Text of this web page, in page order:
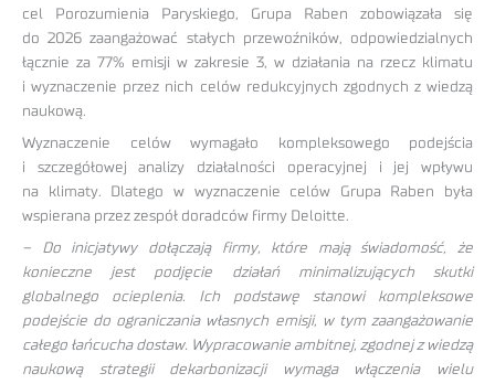
cel Porozumienia Paryskiego, Grupa Raben zobowiązała się
do 2026 zaangażować stałych przewoźników, odpowiedzialnych
łącznie za 77% emisji w zakresie 3, w działania na rzecz klimatu
i wyznaczenie przez nich celów redukcyjnych zgodnych z wiedzą
naukową.
Wyznaczenie celów wymagało kompleksowego podejścia
i szczegółowej analizy działalności operacyjnej i jej wpływu
na klimaty. Dlatego w wyznaczenie celów Grupa Raben była
wspierana przez zespół doradców firmy Deloitte.
– Do inicjatywy dołączają firmy, które mają świadomość, że
konieczne jest podjęcie działań minimalizujących skutki
globalnego ocieplenia. Ich podstawę stanowi kompleksowe
podejście do ograniczania własnych emisji, w tym zaangażowanie
całego łańcucha dostaw. Wypracowanie ambitnej, zgodnej z wiedzą
naukową strategii dekarbonizacji wymaga włączenia wielu